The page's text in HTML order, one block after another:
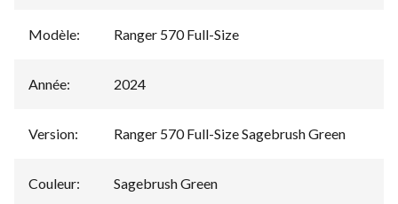
Modèle: Ranger 570 Full-Size
Année: 2024
Version: Ranger 570 Full-Size Sagebrush Green
Couleur: Sagebrush Green